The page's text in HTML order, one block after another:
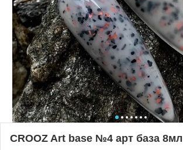
CROOZ Art base №4 арт база 8мл